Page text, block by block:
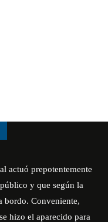
actuó prepotentemente
y que según la
bordo. Conveniente,
hizo el aparecido para